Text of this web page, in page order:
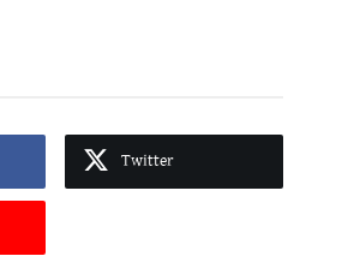
Twitter